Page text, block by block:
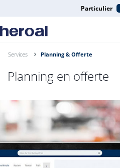
Particulier
Services Planning & Offerte
Planning en offerte